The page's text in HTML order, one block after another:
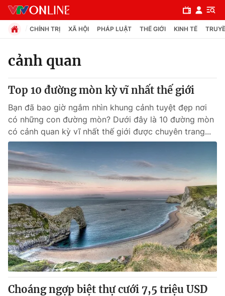
Chuyên mục
Xã hội
Pháp luật
Y tế
Thế giới
Tin tức
Thế giới đó đây
Câu chuyện quốc tế
Kinh tế
Tài chính
Thị trường
Dữ liệu và đời sống
CHÍNH TRỊ XÃ HỘI PHÁP LUẬT THẾ GIỚI KINH TẾ
cảnh quan
Top 10 đường mòn kỳ vĩ nhất thế giới
Bạn đã bao giờ ngắm nhìn khung cảnh tuyệt đẹp nơi
có những con đường mòn? Dưới đây là 10 đường mòn
có cảnh quan kỳ vĩ nhất thế giới được chuyên trang...
Choáng ngợp biệt thự cưới 7,5 triệu USD